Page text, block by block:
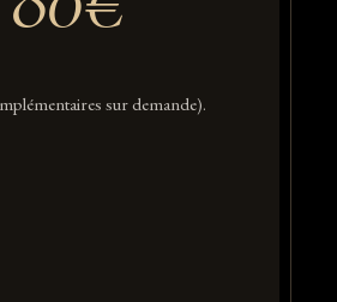
sur demande).